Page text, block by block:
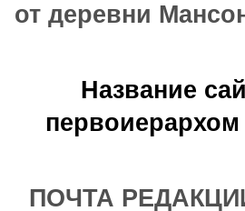
от деревни
Название
ПОЧТА